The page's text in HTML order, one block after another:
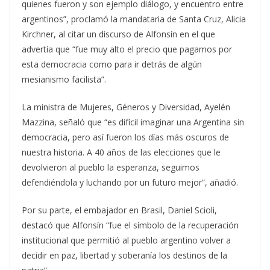
quienes fueron y son ejemplo diálogo, y encuentro entre
argentinos”, proclamó la mandataria de Santa Cruz, Alicia
Kirchner, al citar un discurso de Alfonsín en el que
advertía que “fue muy alto el precio que pagamos por
esta democracia como para ir detrás de algún
mesianismo facilista”.
La ministra de Mujeres, Géneros y Diversidad, Ayelén
Mazzina, señaló que “es difícil imaginar una Argentina sin
democracia, pero así fueron los días más oscuros de
nuestra historia. A 40 años de las elecciones que le
devolvieron al pueblo la esperanza, seguimos
defendiéndola y luchando por un futuro mejor”, añadió.
Por su parte, el embajador en Brasil, Daniel Scioli,
destacó que Alfonsín “fue el símbolo de la recuperación
institucional que permitió al pueblo argentino volver a
decidir en paz, libertad y soberanía los destinos de la